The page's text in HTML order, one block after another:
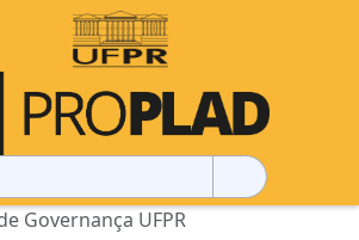
Governança UFPR